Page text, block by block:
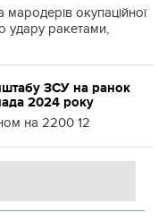
мародерів окупаційної
удару ракетами,
ЗСУ на ранок
2024 року
на 2200 12